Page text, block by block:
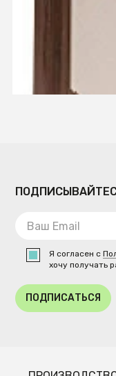
Я согласен с
хочу получать
ПОДПИСАТЬСЯ